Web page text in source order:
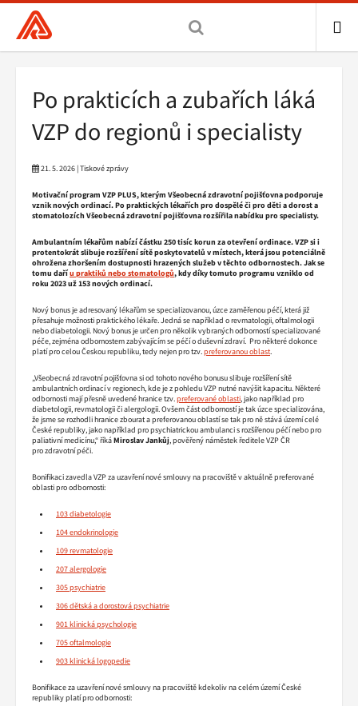
Všeobecná
zdravotní
hlavní
stránka
Drobečková
navigace
Po prakticích a zubařích láká
VZP do regionů i specialisty
21. 5. 2026 | Tiskové zprávy
Motivační program VZP PLUS, kterým Všeobecná zdravotní pojišťovna podporuje
vznik nových ordinací. Po praktických lékařích pro dospělé či pro děti a dorost a
stomatolozích Všeobecná zdravotní pojišťovna rozšířila nabídku pro specialisty.
Ambulantním lékařům nabízí částku 250 tisíc korun za otevření ordinace. VZP si i
protentokrát slibuje rozšíření sítě poskytovatelů v místech, která jsou potenciálně
ohrožena zhoršením dostupnosti hrazených služeb v těchto odbornostech. Jak se
tomu daříu praktiků nebo stomatologů, kdy díky tomuto programu vzniklo od
roku 2023 už 153 nových ordinací.
Nový bonus je adresovaný lékařům se specializovanou, úzce zaměřenou péčí, která již
přesahuje možnosti praktického lékaře. Jedná se například o revmatologii, oftalmologii
nebo diabetologii. Nový bonus je určen pro několik vybraných odborností specializované
péče, zejména odbornostem zabývajícím se péčí o duševní zdraví. Pro některé dokonce
platí pro celou Českou republiku, tedy nejen pro tzv.preferovanou oblast.
„Všeobecná zdravotní pojišťovna si od tohoto nového bonusu slibuje rozšíření sítě
ambulantních ordinací v regionech, kde je z pohledu VZP nutné navýšit kapacitu. Některé
odbornosti mají přesně uvedené hranice tzv.preferované oblasti, jako například pro
diabetologii, revmatologii či alergologii. Ovšem část odborností je tak úzce specializována,
že jsme se rozhodli hranice zbourat a preferovanou oblastí se tak pro ně stává území celé
České republiky, jako například pro psychiatrickou ambulanci s rozšířenou péčí nebo pro
paliativní medicínu,“ říkáMiroslav Jankůj, pověřený náměstek ředitele VZP ČR
pro zdravotní péči.
Bonifikaci zavedla VZP za uzavření nové smlouvy na pracoviště v aktuálně preferované
oblasti pro odbornosti:
103 diabetologie
104 endokrinologie
109 revmatologie
207 alergologie
305 psychiatrie
306 dětská a dorostová psychiatrie
901 klinická psychologie
705 oftalmologie
903 klinická logopedie
Bonifikace za uzavření nové smlouvy na pracoviště kdekoliv na celém území České
republiky platí pro odbornosti: